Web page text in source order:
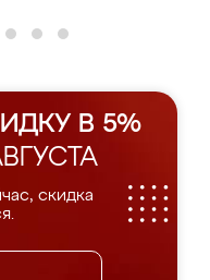
В 5%
скидка